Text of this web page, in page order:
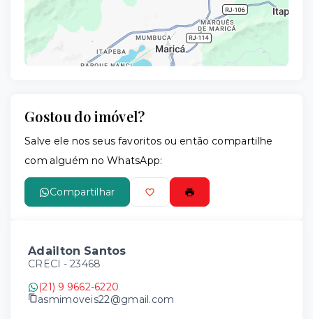
Gostou do imóvel?
Salve ele nos seus favoritos ou então compartilhe
com alguém no WhatsApp:
Compartilhar
Adailton Santos
CRECI - 23468
(21) 9 9662-6220
asmimoveis22@gmail.com